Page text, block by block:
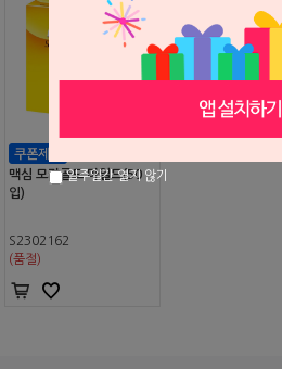
맥심 모카골드 마일드(50
입)
S2302162
(품절)
일주일간 열지 않기